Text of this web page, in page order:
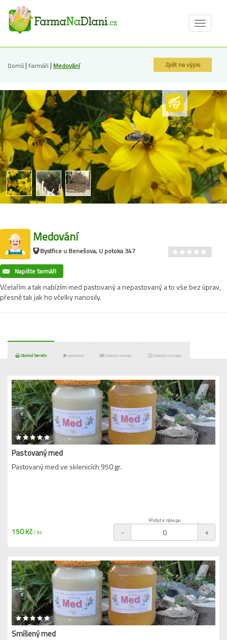
Toggle
Domů| Farmáři | Medování Zpět na výpis
Medování
Bystřice u Benešova, U potoka 347
Napište farmáři
Včelařím a tak nabízím med pastovaný a nepastovaný a to vše bez úprav,
přesně tak jak ho včelky nanosily.
Obchod farmáře Hodnocení Zobrazit novinky Zobrazit na mapě
Pastovaný med
Pastovaný med ve sklenicích 950 gr.
150 Kč/ ks
Přidat k nákupu
- +
Smíšený med